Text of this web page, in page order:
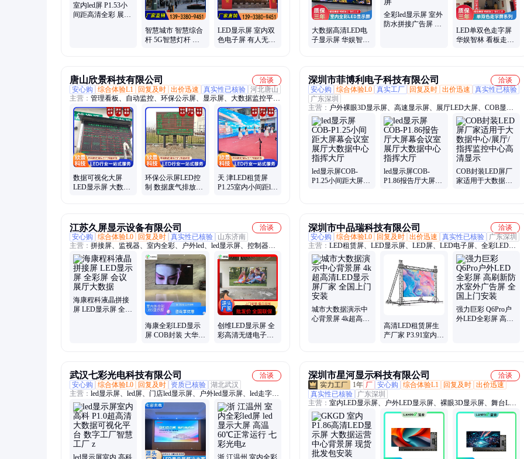
室内led屏 P1.53小
间距高清全彩 展厅
智慧城市 智慧综合
杆 5G智慧灯杆 多
LED显示屏 室内双
色电子屏 有人无人
大数据高清LED电
子显示屏 华娱智林
全彩led显示屏 室外
防水拼接广告屏 户
LED单双色走字屏
华娱智林 看板走字
唐山欣景科技有限公司
洽谈
安心购
综合体验L1 回复及时 出价迅速 真实性已核验 河北唐山
主营： 管理看板、自动监控、环保公示屏、显示屏、大数据监控平
台、电子看板系统
数据可视化大屏
LED显示屏 大数据
环保公示屏LED控
制 数据废气排放电
天 津LED租赁屏
P1.25室内小间距led
深圳市菲博利电子科技有限公司
洽谈
安心购
综合体验L0 真实工厂 回复及时 出价迅速
真实性已核验
广东深圳
主营： 户外裸眼3D显示屏、高速显示屏、展厅LED大屏、COB显示
屏、户外LED大屏、户外铝底壳屏、指挥中心大屏、裸眼3D大屏
led显示屏COB-
P1.25小间距大屏幕
led显示屏COB-
P1.86报告厅大屏幕
COB封装LED屏厂
家适用于大数据中
江苏久屏显示设备有限公司
洽谈
安心购
综合体验L0 回复及时 真实性已核验
山东济南
主营： 拼接屏、监视器、室内全彩、户外led、led显示屏、控制器信
号
海康程科液晶拼接
屏 LED显示屏 全彩
海康全彩LED显示
屏 COB封装 大华丰
创维LED显示屏 全
彩高清无缝电子屏
深圳市中品瑞科技有限公司
洽谈
安心购
综合体验L0 回复及时 出价迅速 真实性已核验
广东深圳
主营： LED租赁屏、LED显示屏、LED屏、LED电子屏、全彩LED显
示屏、室内LED显示屏、户外LED显示屏、LED广告屏、LED背景
屏、舞台LED显示屏、演唱会LED显示屏、LED软模组、LED柔性屏
城市大数据演示中
心背景屏 4k超高清
高清LED租赁屏生
产厂家 P3.91室内舞
强力巨彩 Q6Pro户
外LED全彩屏 高刷
武汉七彩光电科技有限公司
洽谈
安心购
综合体验L0 回复及时 资质已核验 湖北武汉
主营： led显示屏、led屏、门店led显示屏、户外led显示屏、led走字
屏、防爆led显示屏、液晶屏安装
led显示屏室内 高科 浙 江温州 室内全彩
深圳市星河显示科技有限公司
洽谈
1年 厂 安心购 综合体验L1 回复及时 出价迅速
真实性已核验
广东深圳
主营： 室内LED显示屏、户外LED显示屏、裸眼3D显示屏、舞台LED
背景屏、防水LED广告屏、COB LED显示屏、小间距LED电子屏、全
彩LED显示屏、高亮度LED广告屏